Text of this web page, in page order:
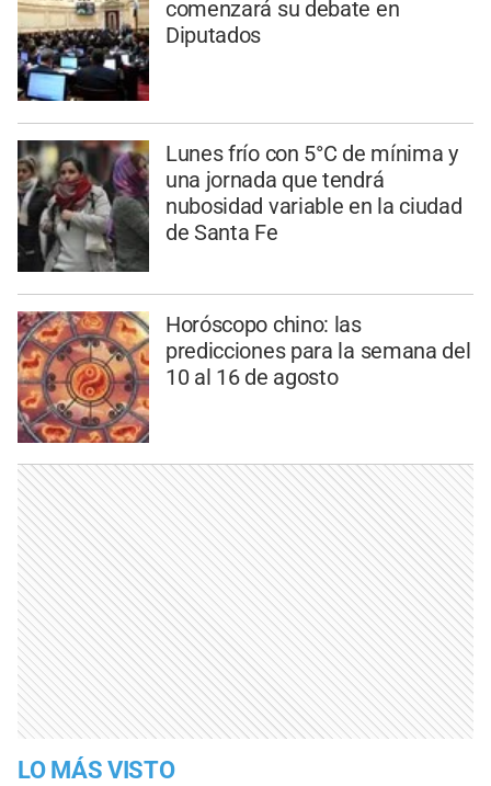
comenzará su debate en
Diputados
Lunes frío con 5°C de mínima y
una jornada que tendrá
nubosidad variable en la ciudad
de Santa Fe
Horóscopo chino: las
predicciones para la semana del
10 al 16 de agosto
LO MÁS VISTO